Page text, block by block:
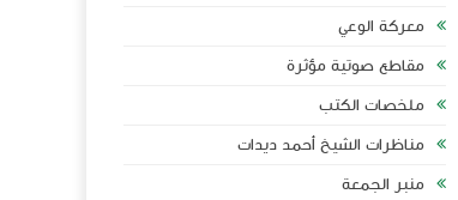
معركة الوعي
مقاطع صوتية مؤثرة
ملخصات الكتب
مناظرات الشيخ أحمد ديدات
منبر الجمعة